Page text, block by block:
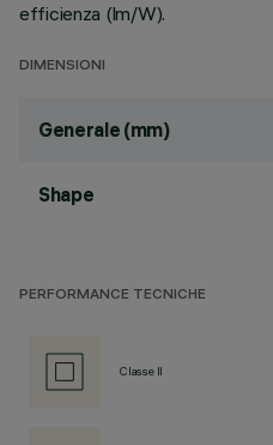
efficienza (lm/W).
DIMENSIONI
Generale (mm)
Shape
PERFORMANCE TECNICHE
Classe II